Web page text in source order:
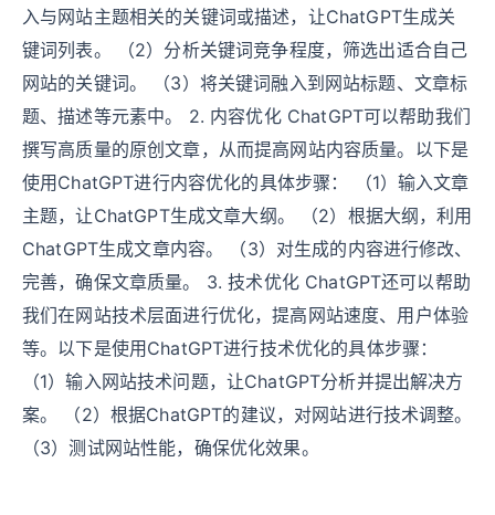
入与网站主题相关的关键词或描述，让ChatGPT生成关
键词列表。 （2）分析关键词竞争程度，筛选出适合自己
网站的关键词。 （3）将关键词融入到网站标题、文章标
题、描述等元素中。 2. 内容优化 ChatGPT可以帮助我们
撰写高质量的原创文章，从而提高网站内容质量。以下是
使用ChatGPT进行内容优化的具体步骤： （1）输入文章
主题，让ChatGPT生成文章大纲。 （2）根据大纲，利用
ChatGPT生成文章内容。 （3）对生成的内容进行修改、
完善，确保文章质量。 3. 技术优化 ChatGPT还可以帮助
我们在网站技术层面进行优化，提高网站速度、用户体验
等。以下是使用ChatGPT进行技术优化的具体步骤：
（1）输入网站技术问题，让ChatGPT分析并提出解决方
案。 （2）根据ChatGPT的建议，对网站进行技术调整。
（3）测试网站性能，确保优化效果。